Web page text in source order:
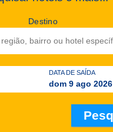
Destino
DATA DE SAÍDA
dom 9 ago 2026